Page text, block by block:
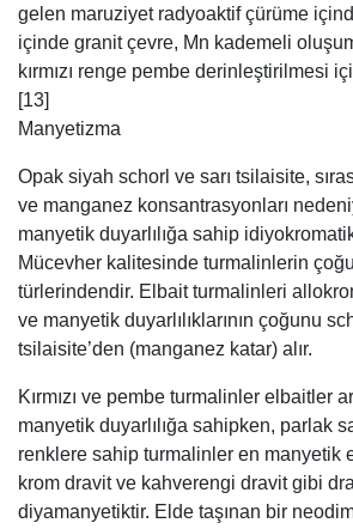
gelen maruziyet radyoaktif çürüme
içinde granit çevre, Mn kademeli
kırmızı renge pembe derinleştirilmesi
[13]
Manyetizma
Opak siyah schorl ve sarı tsilaisite,
ve manganez konsantrasyonları
manyetik duyarlılığa sahip
Mücevher kalitesinde turmalinlerin
türlerindendir. Elbait turmalinleri
ve manyetik duyarlılıklarının çoğunu
tsilaisite’den (manganez katar) alır.
Kırmızı ve pembe turmalinler elbaitler
manyetik duyarlılığa sahipken, parlak
renklere sahip turmalinler en manyetik
krom dravit ve kahverengi dravit gibi
diyamanyetiktir. Elde taşınan bir neodim